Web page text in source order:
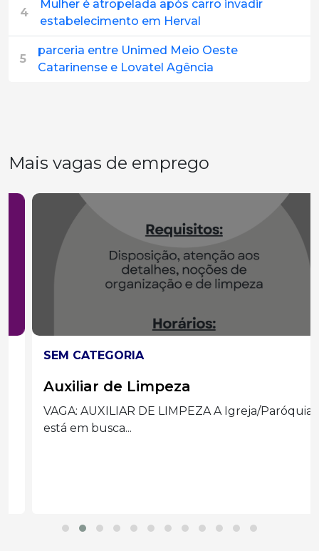
4
Mulher é atropelada após carro invadir
estabelecimento em Herval
5
parceria entre Unimed Meio Oeste
Catarinense e Lovatel Agência
Mais vagas de emprego
SEM CATEGORIA
Auxiliar de Limpeza
VAGA: AUXILIAR DE LIMPEZA A Igreja/Paróquia
está em busca...